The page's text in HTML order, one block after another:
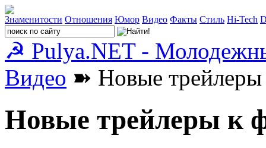
Знаменитости Отношения Юмор Видео Факты Стиль Hi-Tech
☭ Pulya.NET -
Видео ➽ Новые
Новые трейлеры к